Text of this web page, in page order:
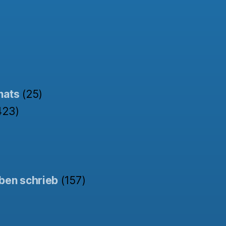
(25)
schrieb (157)